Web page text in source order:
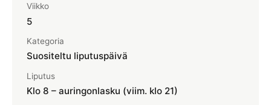
Tapaninpäivä
Viikko
5
Kategoria
Suositeltu liputuspäivä
Liputus
Klo 8 – auringonlasku (viim. klo 21)